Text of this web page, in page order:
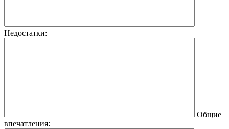
Недостатки:
Общие
впечатления: